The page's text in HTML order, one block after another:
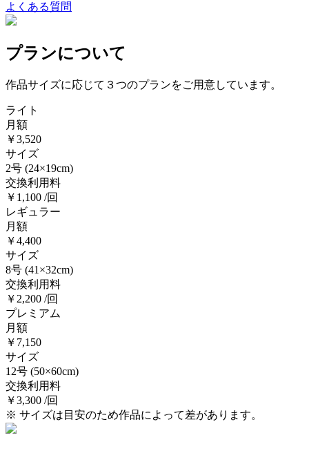
よくある質問
プランについて
作品サイズに応じて３つのプランをご用意しています。
ライト
月額
￥3,520
サイズ
2号 (24×19cm)
交換利用料
￥1,100 /回
レギュラー
月額
￥4,400
サイズ
8号 (41×32cm)
交換利用料
￥2,200 /回
プレミアム
月額
￥7,150
サイズ
12号 (50×60cm)
交換利用料
￥3,300 /回
※ サイズは目安のため作品によって差があります。